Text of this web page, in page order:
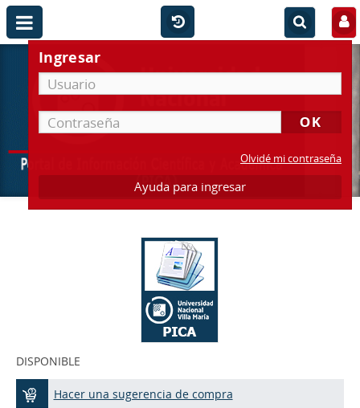
Ingresar
Olvidé mi contraseña
Ayuda para ingresar
DISPONIBLE
Hacer una sugerencia de compra